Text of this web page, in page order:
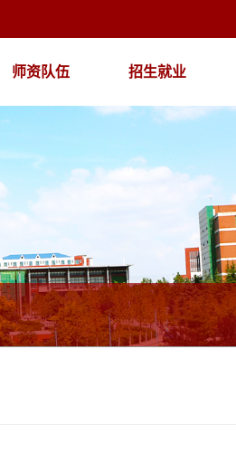
师资队伍 招生就业